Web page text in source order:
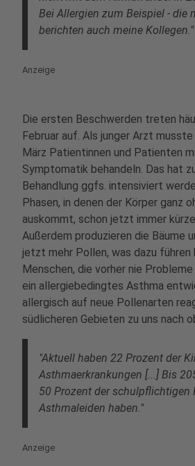
Bei Allergien zum Beispiel - die
berichten auch meine Kollegen."
Anzeige
Die ersten Beschwerden treten
Februar auf. Als junger Arzt
März Patientinnen und Patienten
Symptomatik behandeln. Das hat
Behandlung ggfs. intensiviert
Phasen, in denen der Körper ganz
auskommt, schon jetzt immer
Außerdem produzieren die Bäume
jetzt mehr Pollen, was dazu führen
Menschen, die vorher nie
ein allergiebedingtes Asthma
allergisch auf neue Pollenarten
südlicheren Gebieten zu uns nach
"Aktuell haben 22 Prozent der
Asthmaerkrankungen [...] Bis
50 Prozent der schulpflichtigen
Asthmaleiden haben."
Anzeige